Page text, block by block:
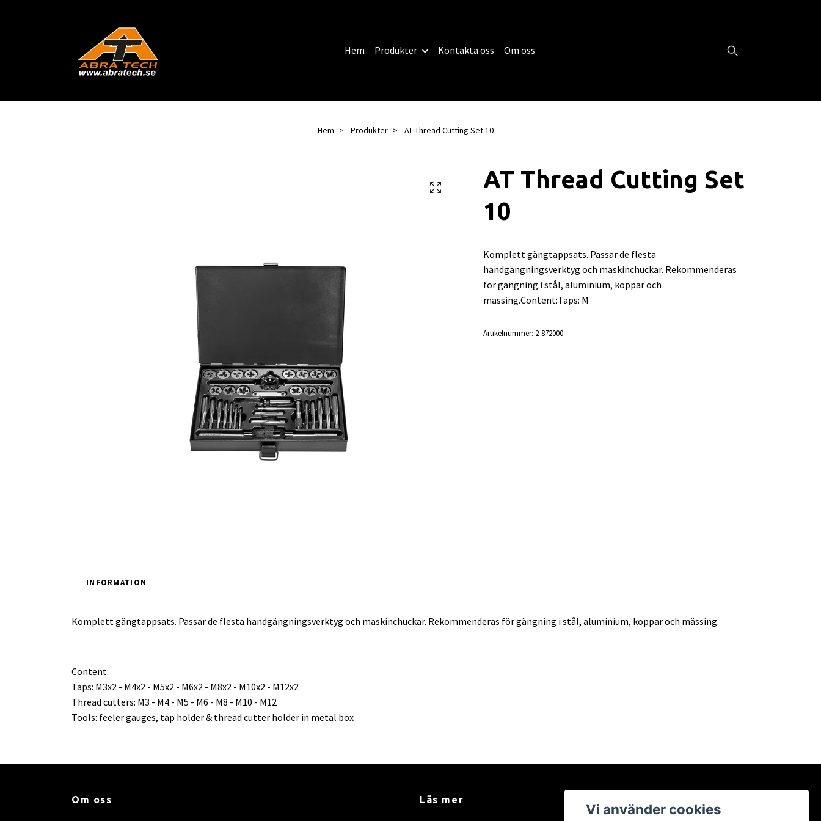
Hem Produkter Kontakta oss Om oss
Hem Produkter AT Thread Cutting Set 10
AT Thread Cutting Set
10
Komplett gängtappsats. Passar de flesta
handgängningsverktyg och maskinchuckar. Rekommenderas
för gängning i stål, aluminium, koppar och
mässing.Content:Taps: M
Artikelnummer: 2-872000
INFORMATION
Komplett gängtappsats. Passar de flesta handgängningsverktyg och maskinchuckar. Rekommenderas för gängning i stål, aluminium, koppar och mässing.
Content:
Taps: M3x2 - M4x2 - M5x2 - M6x2 - M8x2 - M10x2 - M12x2
Thread cutters: M3 - M4 - M5 - M6 - M8 - M10 - M12
Tools: feeler gauges, tap holder & thread cutter holder in metal box
Om oss Läs mer
Vi använder cookies